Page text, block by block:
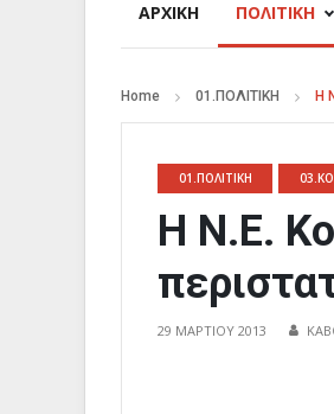
ΑΡΧΙΚΉ ΠΟΛΙΤΙΚΗ
Home 01.ΠΟΛΙΤΙΚΗ Η
01.ΠΟΛΙΤΙΚΗ
Η Ν.Ε.
29 ΜΑΡΤΊΟΥ 2013